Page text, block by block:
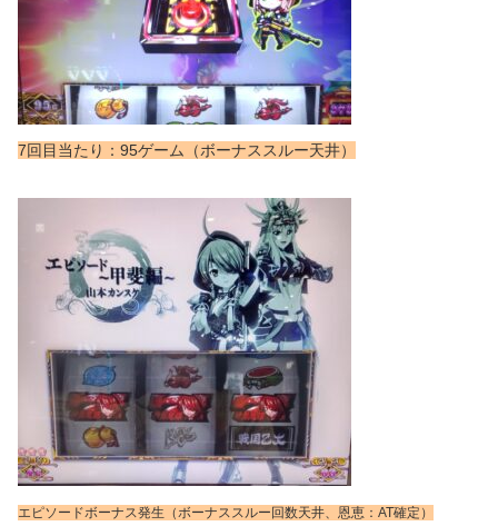
7回目当たり：95ゲーム（ボーナススルー天井）
エピソードボーナス発生（ボーナススルー回数天井、恩恵：AT確定）